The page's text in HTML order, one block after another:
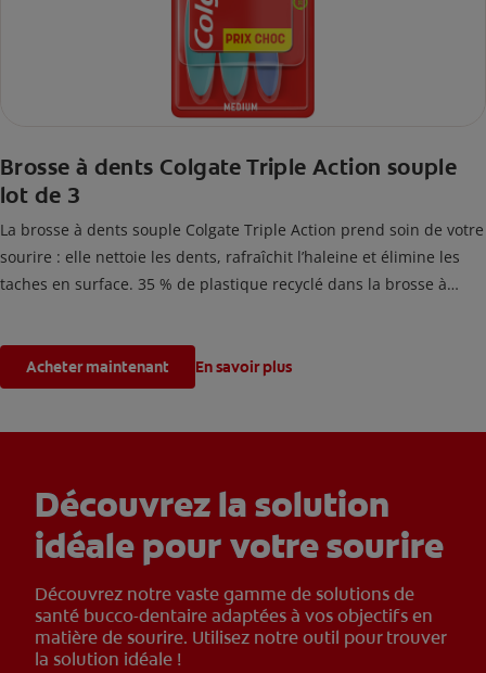
Brosse à dents Colgate Triple Action souple
lot de 3
La brosse à dents souple Colgate Triple Action prend soin de votre
sourire : elle nettoie les dents, rafraîchit l’haleine et élimine les
taches en surface. 35 % de plastique recyclé dans la brosse à
Acheter maintenant En savoir plus
Découvrez la solution
idéale pour votre sourire
Découvrez notre vaste gamme de solutions de
santé bucco-dentaire adaptées à vos objectifs en
matière de sourire. Utilisez notre outil pour trouver
la solution idéale !